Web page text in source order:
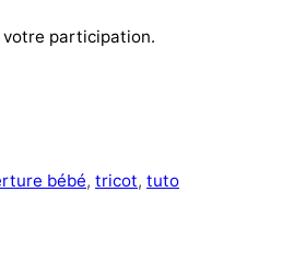
participation.
bébé, tricot, tuto